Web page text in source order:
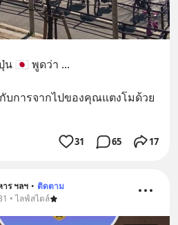
🇯🇵 พูดว่า ...
บการจากไปของคุณแตงโมด้วย
31 65 17
ร ฯลฯ • ติดตาม
• ไลฟ์สไตล์